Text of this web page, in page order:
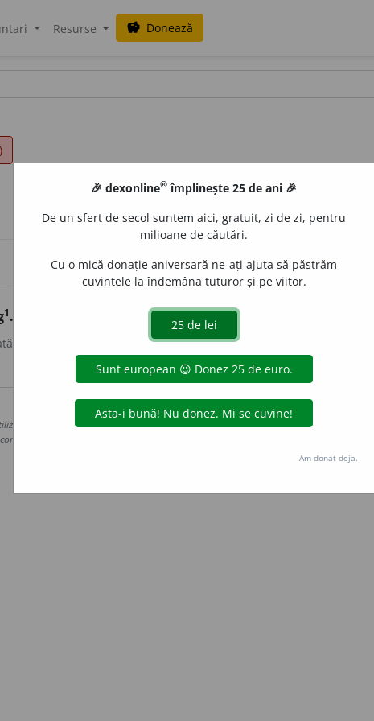
Resurse savings Donează
1.
de acțiuni
Copyright © 2004-2026 dexonline (https://dexonline.ro)
datelor de pe acest site, inclusiv prin orice metode de extragere automată
nostru prealabil scris, cu excepția seturilor de date oferite oficial spre utilizare
Hosterion
🎉 dexonline® împlinește 25 de ani 🎉
De un sfert de secol suntem aici, gratuit, zi de zi, pentru
milioane de căutări.
Cu o mică donație aniversară ne-ați ajuta să păstrăm
cuvintele la îndemâna tuturor și pe viitor.
Am donat deja.